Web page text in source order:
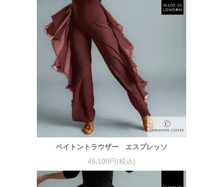
ペイトントラウザー エスプレッソ
45,100円(税込)